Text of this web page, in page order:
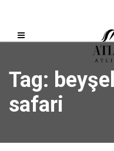
Tag:
safari